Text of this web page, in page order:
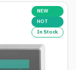
NEW
HOT
In Stock